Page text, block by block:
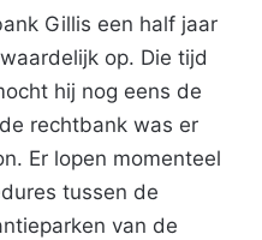
Gillis een half jaar
op. Die tijd
hij nog eens de
rechtbank was er
Er lopen momenteel
tussen de
van de